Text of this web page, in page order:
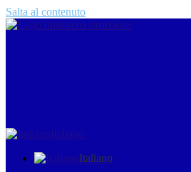
Salta al contenuto
Italiano
Italiano